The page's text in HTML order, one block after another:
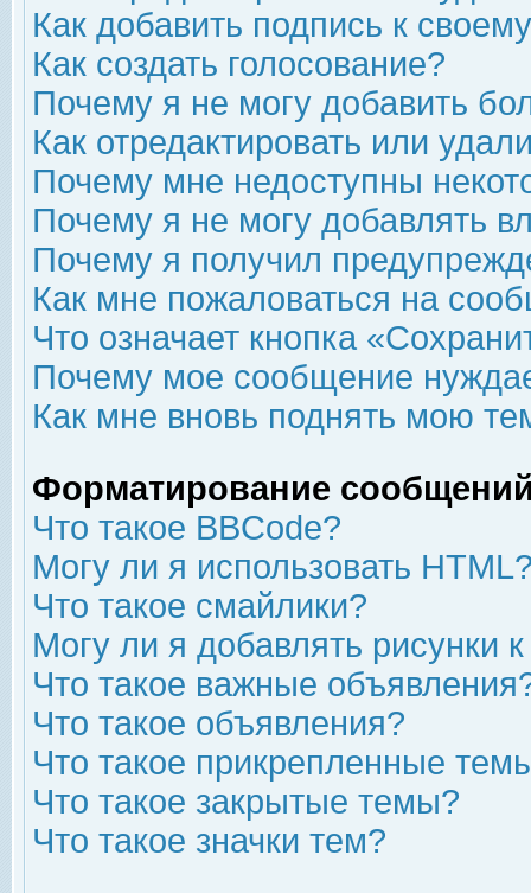
Как добавить подпись к
Как создать голосование?
Почему я не могу добавить
Как отредактировать или
Почему мне недоступны
Почему я не могу добавлять
Почему я получил
Как мне пожаловаться на
Что означает кнопка
Почему мое сообщение
Как мне вновь поднять мою
Форматирование
Что такое BBCode?
Могу ли я использовать
Что такое смайлики?
Могу ли я добавлять рисунки
Что такое важные
Что такое объявления?
Что такое прикрепленные
Что такое закрытые темы?
Что такое значки тем?